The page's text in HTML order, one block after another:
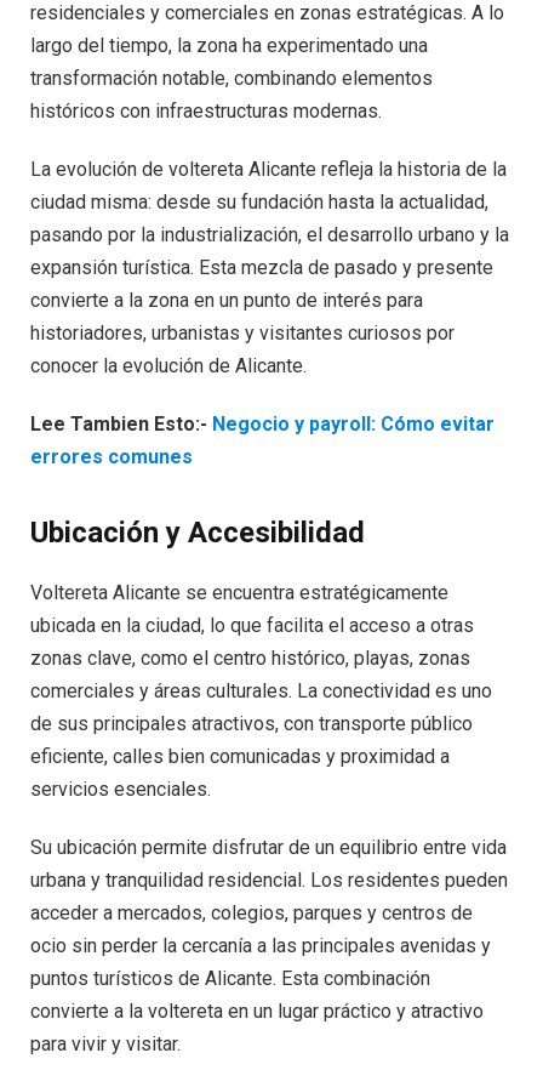
residenciales y comerciales en zonas estratégicas. A lo
largo del tiempo, la zona ha experimentado una
transformación notable, combinando elementos
históricos con infraestructuras modernas.
La evolución de voltereta Alicante refleja la historia de la
ciudad misma: desde su fundación hasta la actualidad,
pasando por la industrialización, el desarrollo urbano y la
expansión turística. Esta mezcla de pasado y presente
convierte a la zona en un punto de interés para
historiadores, urbanistas y visitantes curiosos por
conocer la evolución de Alicante.
Lee Tambien Esto:- Negocio y payroll: Cómo evitar
errores comunes
Ubicación y Accesibilidad
Voltereta Alicante se encuentra estratégicamente
ubicada en la ciudad, lo que facilita el acceso a otras
zonas clave, como el centro histórico, playas, zonas
comerciales y áreas culturales. La conectividad es uno
de sus principales atractivos, con transporte público
eficiente, calles bien comunicadas y proximidad a
servicios esenciales.
Su ubicación permite disfrutar de un equilibrio entre vida
urbana y tranquilidad residencial. Los residentes pueden
acceder a mercados, colegios, parques y centros de
ocio sin perder la cercanía a las principales avenidas y
puntos turísticos de Alicante. Esta combinación
convierte a la voltereta en un lugar práctico y atractivo
para vivir y visitar.